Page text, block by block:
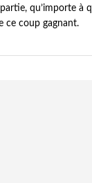
qu’importe à
ce coup gagnant.